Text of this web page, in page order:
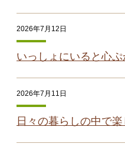
2026年7月12日
いっしょにいると心
2026年7月11日
日々の暮らしの中で